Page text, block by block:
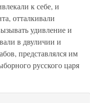
к себе, и
отталкивали
удивление и
в двуличии и
представлялся им
русского царя